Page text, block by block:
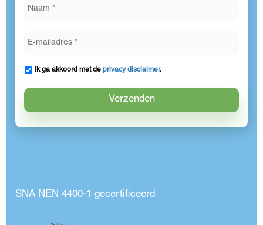
Ik ga akkoord met deprivacy disclaimer.
SNA NEN 4400-1 gecertificeerd